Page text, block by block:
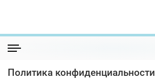
Политика конфиденциальности
Политика конфиденциальности
Политика конфиденциальности